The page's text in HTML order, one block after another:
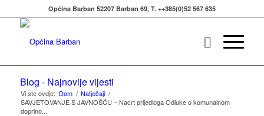
Općina Barban 52207 Barban 69, T. ++385(0)52 567 635
Blog - Najnovije vijesti
Vi ste ovdje: Dom / Natječaji /
SAVJETOVANJE S JAVNOŠĆU – Nacrt prijedloga Odluke o komunalnom
doprino...